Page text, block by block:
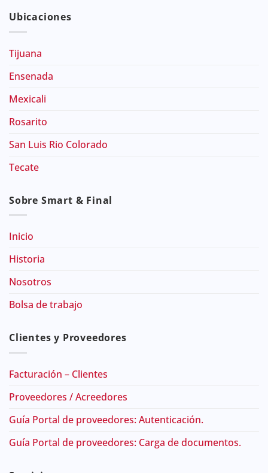
Ubicaciones
Tijuana
Ensenada
Mexicali
Rosarito
San Luis Rio Colorado
Tecate
Sobre Smart & Final
Inicio
Historia
Nosotros
Bolsa de trabajo
Clientes y Proveedores
Facturación – Clientes
Proveedores / Acreedores
Guía Portal de proveedores: Autenticación.
Guía Portal de proveedores: Carga de documentos.